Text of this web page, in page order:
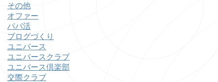
その他
オファー
パパ活
ブログづくり
ユニバース
ユニバースクラブ
ユニバース倶楽部
交際クラブ